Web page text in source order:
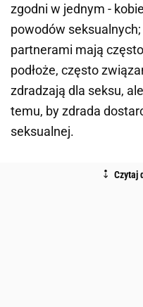
zgodni w jednym -
powodów
partnerami mają
podłoże, często
zdradzają dla seksu,
temu, by zdrada
seksualnej.